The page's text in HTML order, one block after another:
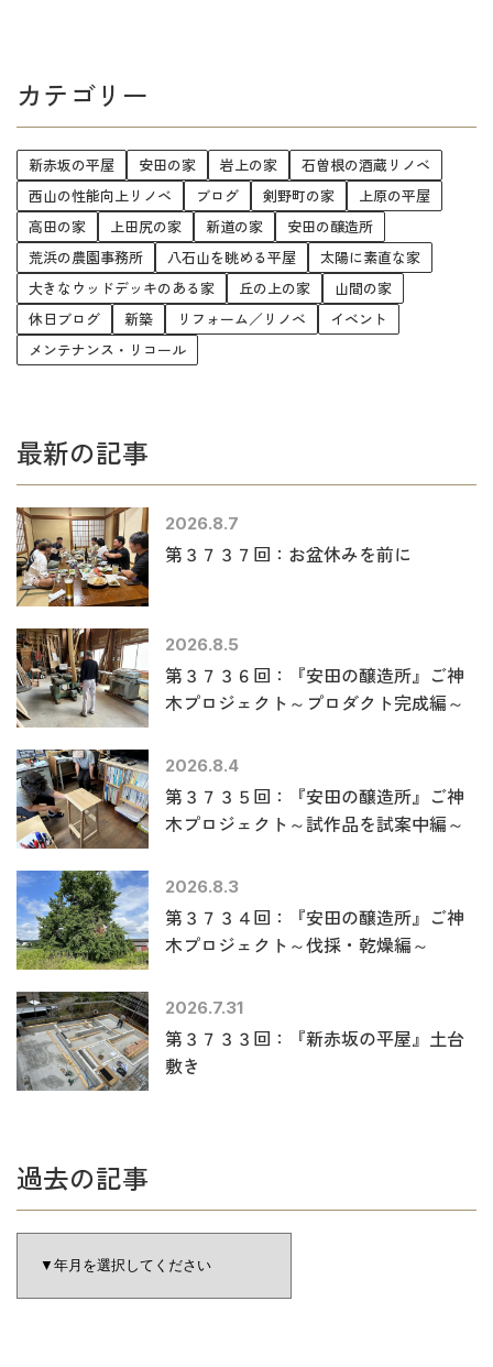
カテゴリー
新赤坂の平屋 安田の家 岩上の家
石曽根の酒蔵リノベ
西山の性能向上リノベ
ブログ 剣野町の家
上原の平屋
高田の家
上田尻の家 新道の家
安田の醸造所
荒浜の農園事務所
八石山を眺める平屋
太陽に素直な家
大きなウッドデッキのある家
丘の上の家
山間の家
休日ブログ
新築 リフォーム／リノベ
イベント
メンテナンス・リコール
最新の記事
2026.8.7
第３７３７回：お盆休みを前に
2026.8.5
第３７３６回：『安田の醸造所』ご神
木プロジェクト～プロダクト完成編～
2026.8.4
第３７３５回：『安田の醸造所』ご神
木プロジェクト～試作品を試案中編～
2026.8.3
第３７３４回：『安田の醸造所』ご神
木プロジェクト～伐採・乾燥編～
2026.7.31
第３７３３回：『新赤坂の平屋』土台
敷き
過去の記事